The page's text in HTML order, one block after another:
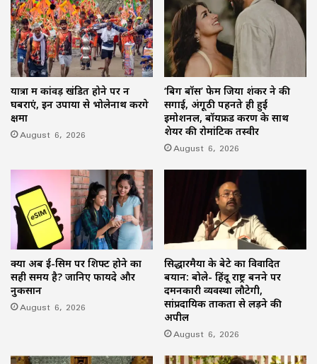
यात्रा में कांवड़ खंडित होने पर न
घबराएं, इन उपायों से भोलेनाथ करेंगे
क्षमा
August 6, 2026
‘बिग बॉस’ फेम जिया शंकर ने की
सगाई, अंगूठी पहनते ही हुईं
इमोशनल, बॉयफ्रेंड करण के साथ
शेयर की रोमांटिक तस्वीरें
August 6, 2026
क्या अब ई-सिम पर शिफ्ट होने का
सही समय है? जानिए फायदे और
नुकसान
August 6, 2026
सिद्धारमैया के बेटे का विवादित
बयान: बोले- हिंदू राष्ट्र बनने पर
दमनकारी व्यवस्था लौटेगी,
सांप्रदायिक ताकतों से लड़ने की
अपील
August 6, 2026